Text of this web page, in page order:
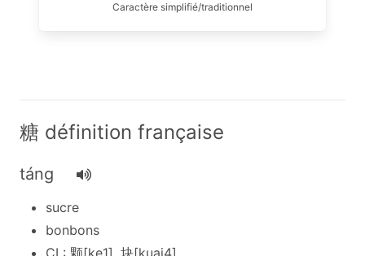
Caractère simplifié/traditionnel
糖 définition française
táng
sucre
bonbons
CL: 颗[ke1], 块[kuai4]